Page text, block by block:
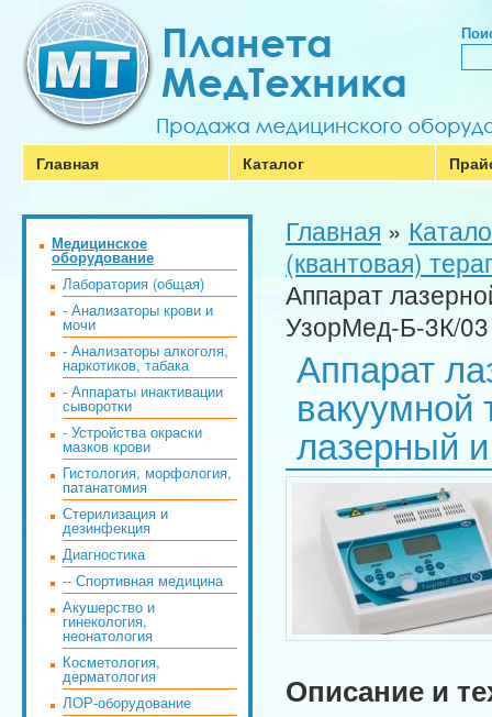
Главная Каталог
Главная »
(квантовая)
Аппарат
УзорМед-Б-3К/
Аппарат
лазерный
Описание и
Медицинское
оборудование
Лаборатория (общая)
- Анализаторы крови и
мочи
- Анализаторы алкоголя,
наркотиков, табака
- Аппараты инактивации
сыворотки
- Устройства окраски
мазков крови
Гистология, морфология,
патанатомия
Стерилизация и
дезинфекция
Диагностика
-- Спортивная медицина
Акушерство и
гинекология,
неонатология
Косметология,
дерматология
ЛОР-оборудование